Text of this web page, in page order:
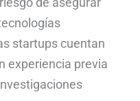
startups cuentan
experiencia previa